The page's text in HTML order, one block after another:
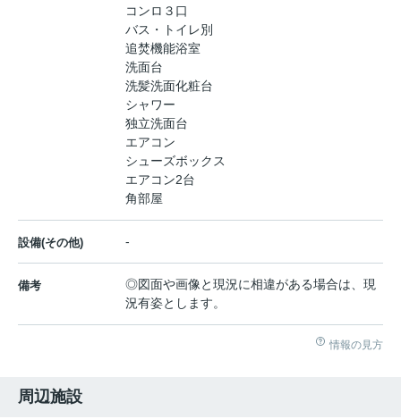
コンロ３口
バス・トイレ別
追焚機能浴室
洗面台
洗髪洗面化粧台
シャワー
独立洗面台
エアコン
シューズボックス
エアコン2台
角部屋
設備(その他) -
備考
◎図面や画像と現況に相違がある場合は、現
況有姿とします。
情報の見方
周辺施設